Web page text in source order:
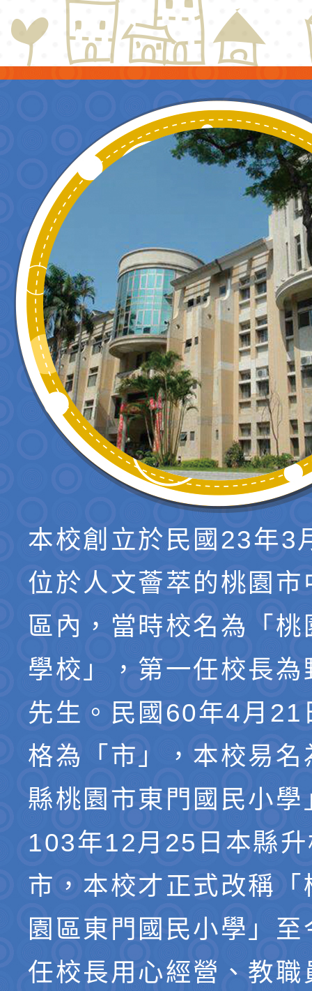
本校創立於民國23年3
位於人文薈萃的桃園市
區內，當時校名為「桃
學校」，第一任校長為
先生。民國60年4月21
格為「市」，本校易名
縣桃園市東門國民小學
103年12月25日本縣
市，本校才正式改稱「
園區東門國民小學」
任校長用心經營、教職